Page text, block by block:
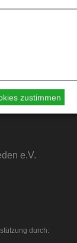
e.V.
durch:
zustimmen